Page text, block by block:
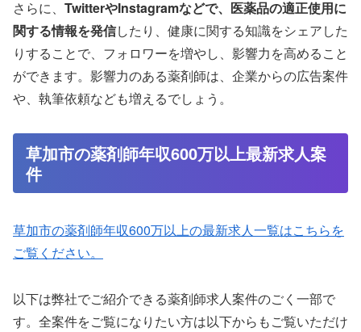
さらに、 TwitterやInstagramなどで、医薬品の適正使用に
関する情報を発信したり、健康に関する知識をシェアした
りすることで、フォロワーを増やし、影響力を高めること
ができます。影響力のある薬剤師は、企業からの広告案件
や、執筆依頼なども増えるでしょう。
草加市の薬剤師年収600万以上最新求人案
件
草加市の薬剤師年収600万以上の最新求人一覧はこちらを
ご覧ください。
以下は弊社でご紹介できる薬剤師求人案件のごく一部で
す。全案件をご覧になりたい方は以下からもご覧いただけ